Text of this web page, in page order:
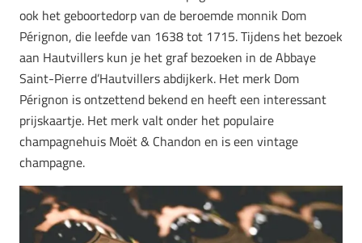
ook het geboortedorp van de beroemde monnik Dom
Pérignon, die leefde van 1638 tot 1715. Tijdens het bezoek
aan Hautvillers kun je het graf bezoeken in de Abbaye
Saint-Pierre d’Hautvillers abdijkerk. Het merk Dom
Pérignon is ontzettend bekend en heeft een interessant
prijskaartje. Het merk valt onder het populaire
champagnehuis Moët & Chandon en is een vintage
champagne.